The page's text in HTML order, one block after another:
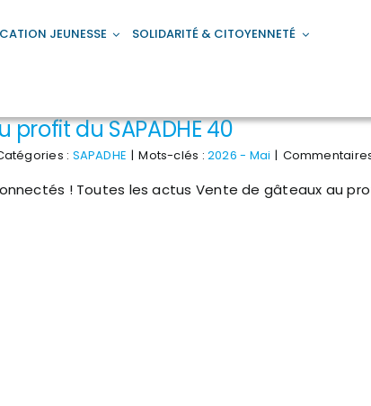
JEUNESSE
SOLIDARITÉ & CITOYENNETÉ
du SAPADHE 40
: SAPADHE | Mots-clés :2026 - Mai |
! Toutes les actus Vente de gâteaux au